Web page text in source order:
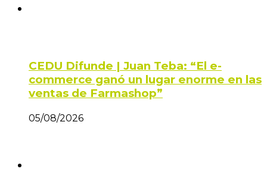
CEDU Difunde | Juan Teba: “El e-
commerce ganó un lugar enorme en las
ventas de Farmashop”
05/08/2026